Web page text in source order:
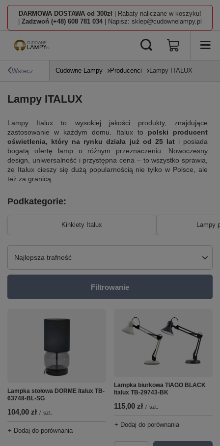
DARMOWA DOSTAWA od 300zł | Rabaty naliczane w koszyku!
Zadzwoń (+48) 608 781 034 | Napisz: sklep@cudownelampy.pl
Wstecz Cudowne Lampy Producenci Lampy ITALUX
Lampy ITALUX
Lampy Italux to wysokiej jakości produkty, znajdujące
zastosowanie w każdym domu. Italux to polski producent
oświetlenia, który na rynku działa już od 25 lati posiada
bogatą ofertę lamp o różnym przeznaczeniu. Nowoczesny
design, uniwersalność i przystępna cena – to wszystko sprawia,
że Italux cieszy się dużą popularnością nie tylko w Polsce, ale
też za granicą.
Podkategorie:
Kinkiety Italux Lampy
Zmień sortowanie
Najlepsza trafność
Filtrowanie
Lampka stołowa DORME Italux TB-
63748-BL-SG
104,00 zł / szt.
+ Dodaj do porównania
Lampka biurkowa TIAGO BLACK
Italux TB-29743-BK
115,00 zł / szt.
+ Dodaj do porównania